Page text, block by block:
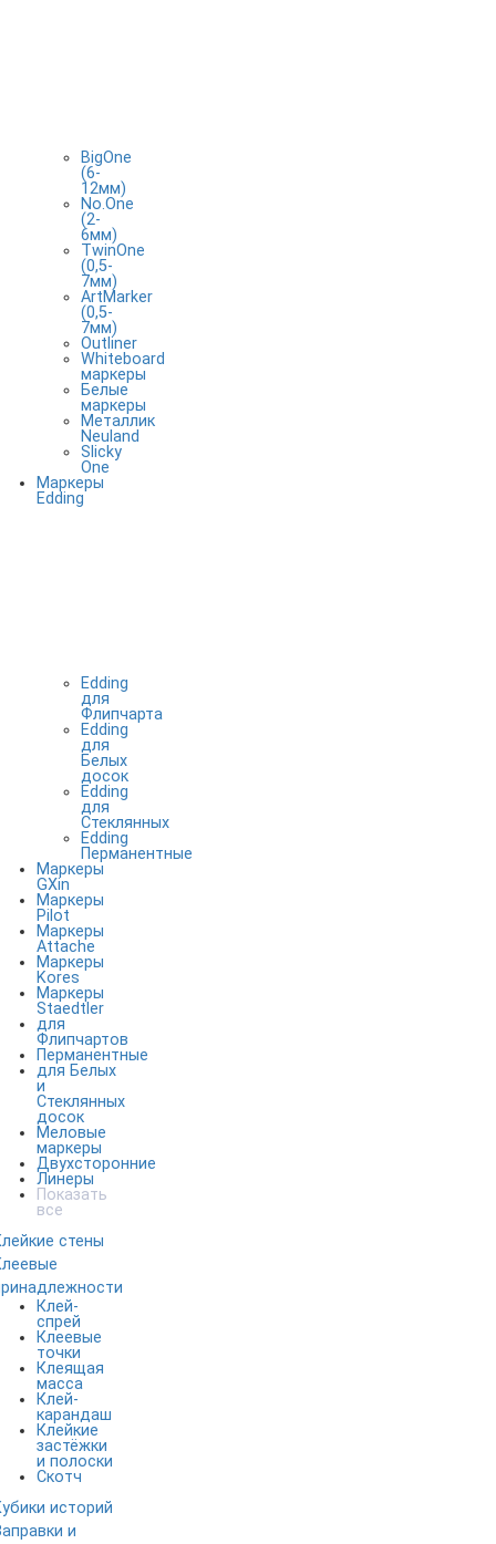
BigOne
(6-
12мм)
No.One
(2-
6мм)
TwinOne
(0,5-
7мм)
ArtMarker
(0,5-
7мм)
Outliner
Whiteboard
маркеры
Белые
маркеры
Металлик
Neuland
Slicky
One
Маркеры
Edding
Edding
для
Флипчарта
Edding
для
Белых
досок
Edding
для
Стеклянных
Edding
Перманентные
Маркеры
GXin
Маркеры
Pilot
Маркеры
Attache
Маркеры
Kores
Маркеры
Staedtler
для
Флипчартов
Перманентные
для Белых
и
Стеклянных
досок
Меловые
маркеры
Двухсторонние
Линеры
Показать
все
стены
Клей-
спрей
Клеевые
точки
Клеящая
масса
Клей-
карандаш
Клейкие
застёжки
и полоски
Скотч
историй
и